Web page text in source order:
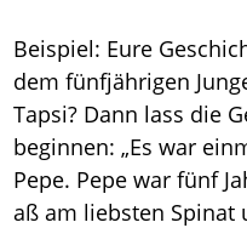
Beispiel: Eure
dem fünfjährigen
Tapsi? Dann lass die
beginnen: „Es war
Pepe. Pepe war fünf
aß am liebsten